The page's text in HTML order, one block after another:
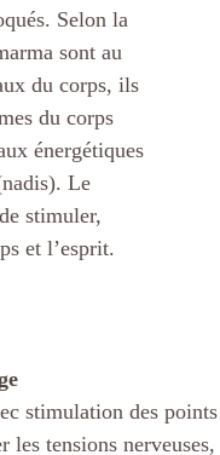
Selon la
sont au
du corps, ils
du corps
énergétiques
Le
stimuler,
et l’esprit.
stimulation des
les tensions